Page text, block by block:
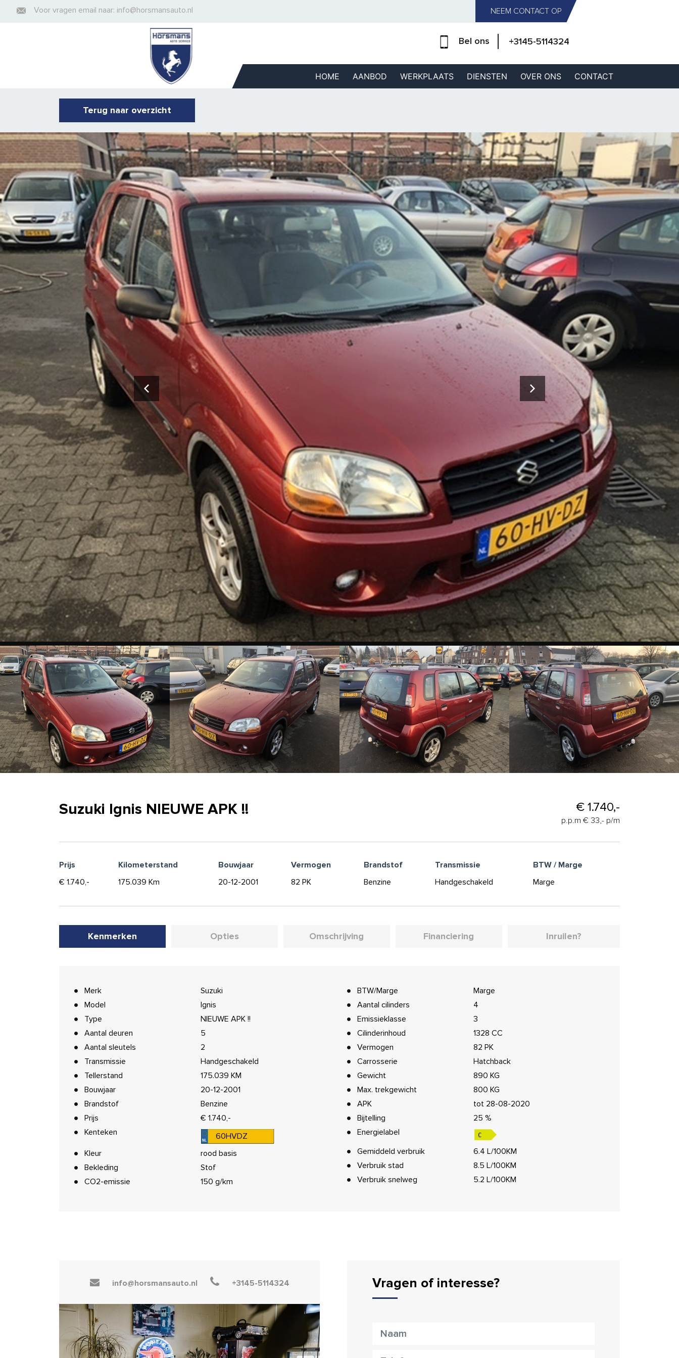
Voor vragen email naar: info@horsmansauto.nl NEEM CONTACT OP
Bel ons +3145-5114324
HOME AANBOD WERKPLAATS DIENSTEN OVER ONS CONTACT
Terug naar overzicht
Suzuki Ignis NIEUWE APK !! € 1.740,-
p.p.m € 33,- p/m
Prijs Kilometerstand Bouwjaar Vermogen Brandstof Transmissie
BTW / Marge
€ 1.740,-
175.039 Km 20-12-2001 82 PK Benzine Handgeschakeld Marge
Kenmerken Opties Omschrijving Financiering Inruilen?
Merk
Suzuki
Model
Ignis
Type
NIEUWE APK !!
Aantal deuren
5
Aantal sleutels
2
Transmissie
Handgeschakeld
Tellerstand
175.039 KM
Bouwjaar
20-12-2001
Brandstof
Benzine
Prijs
€ 1.740,-
Kenteken
60HVDZ
Kleur
rood basis
Bekleding
Stof
CO2-emissie
150 g/km
BTW/Marge
Marge
Aantal cilinders
4
Emissieklasse
3
Cilinderinhoud
1328 CC
Vermogen
82 PK
Carrosserie
Hatchback
Gewicht
890 KG
Max. trekgewicht
800 KG
APK
tot 28-08-2020
Bijtelling
25 %
Energielabel
Gemiddeld verbruik
6.4 L/100KM
Verbruik stad
8.5 L/100KM
Verbruik snelweg
5.2 L/100KM
info@horsmansauto.nl +3145-5114324 Vragen of interesse?